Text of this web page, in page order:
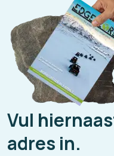
Vul
adres in.